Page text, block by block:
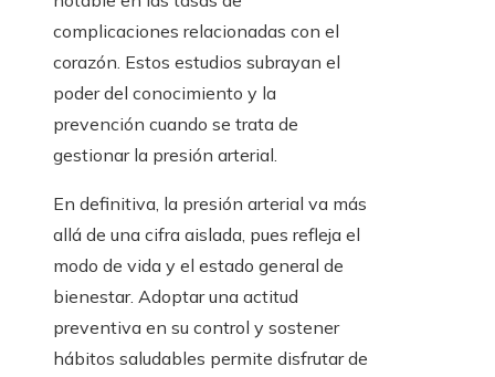
complicaciones relacionadas con el
corazón. Estos estudios subrayan el
poder del conocimiento y la
prevención cuando se trata de
gestionar la presión arterial.
En definitiva, la presión arterial va más
allá de una cifra aislada, pues refleja el
modo de vida y el estado general de
bienestar. Adoptar una actitud
preventiva en su control y sostener
hábitos saludables permite disfrutar de